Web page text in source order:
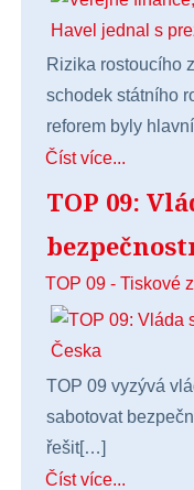
Rizika rostoucího
schodek státního
reforem byly
Číst více...
TOP 09:
TOP 09 - Tiskové
TOP 09 vyzývá
sabotovat
řešit[…]
Číst více...